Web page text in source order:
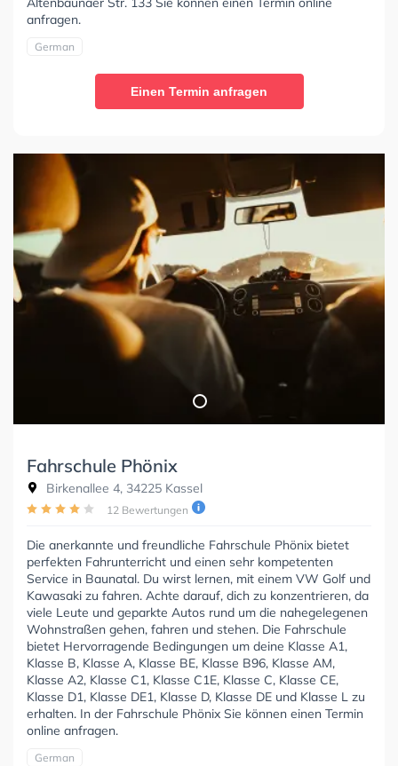
anfragen.
German
Einen Termin anfragen
Fahrschule Phönix
Birkenallee 4, 34225 Kassel
12 Bewertungen
Die anerkannte und freundliche Fahrschule Phönix bietet
perfekten Fahrunterricht und einen sehr kompetenten
Service in Baunatal. Du wirst lernen, mit einem VW Golf und
Kawasaki zu fahren. Achte darauf, dich zu konzentrieren, da
viele Leute und geparkte Autos rund um die nahegelegenen
Wohnstraßen gehen, fahren und stehen. Die Fahrschule
bietet Hervorragende Bedingungen um deine Klasse A1,
Klasse B, Klasse A, Klasse BE, Klasse B96, Klasse AM,
Klasse A2, Klasse C1, Klasse C1E, Klasse C, Klasse CE,
Klasse D1, Klasse DE1, Klasse D, Klasse DE und Klasse L zu
erhalten. In der Fahrschule Phönix Sie können einen Termin
online anfragen.
German